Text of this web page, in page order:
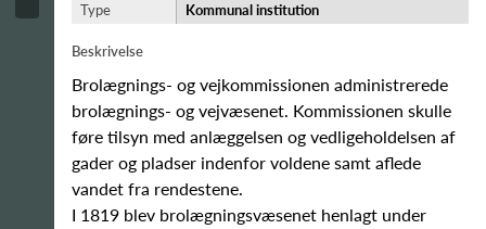
Type
Kommunal institution
Beskrivelse
Brolægnings- og vejkommissionen administrerede
brolægnings- og vejvæsenet. Kommissionen skulle
føre tilsyn med anlæggelsen og vedligeholdelsen af
gader og pladser indenfor voldene samt aflede
vandet fra rendestene.
I 1819 blev brolægningsvæsenet henlagt under